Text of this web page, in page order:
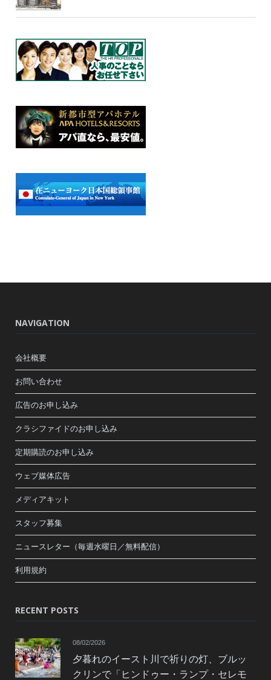
NAVIGATION
会社概要
お問い合わせ
広告のお申し込み
クラシファイドのお申し込み
定期購読のお申し込み
ウェブ媒体広告
メディアキット
スタッフ募集
ニュースレター（毎週水曜日／無料配信）
利用規約
RECENT POSTS
08/02/2026
夕暮れのイースト川で祈りの灯、ブルッ
クリンで「ヒンドゥー・ランプ・セレモ